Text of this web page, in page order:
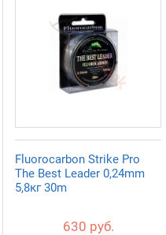
Fluorocarbon Strike Pro
The Best Leader 0,24mm
5,8кг 30m
630 руб.